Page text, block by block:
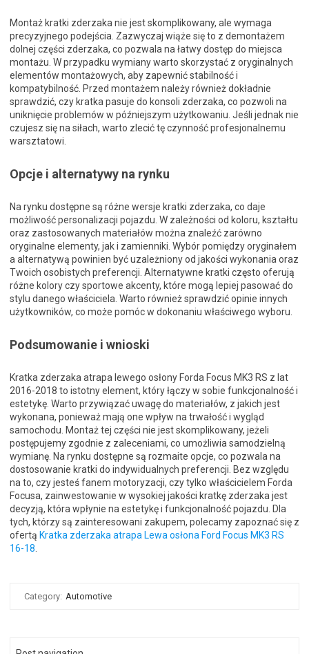
Montaż kratki zderzaka nie jest skomplikowany, ale wymaga
precyzyjnego podejścia. Zazwyczaj wiąże się to z demontażem
dolnej części zderzaka, co pozwala na łatwy dostęp do miejsca
montażu. W przypadku wymiany warto skorzystać z oryginalnych
elementów montażowych, aby zapewnić stabilność i
kompatybilność. Przed montażem należy również dokładnie
sprawdzić, czy kratka pasuje do konsoli zderzaka, co pozwoli na
uniknięcie problemów w późniejszym użytkowaniu. Jeśli jednak nie
czujesz się na siłach, warto zlecić tę czynność profesjonalnemu
warsztatowi.
Opcje i alternatywy na rynku
Na rynku dostępne są różne wersje kratki zderzaka, co daje
możliwość personalizacji pojazdu. W zależności od koloru, kształtu
oraz zastosowanych materiałów można znaleźć zarówno
oryginalne elementy, jak i zamienniki. Wybór pomiędzy oryginałem
a alternatywą powinien być uzależniony od jakości wykonania oraz
Twoich osobistych preferencji. Alternatywne kratki często oferują
różne kolory czy sportowe akcenty, które mogą lepiej pasować do
stylu danego właściciela. Warto również sprawdzić opinie innych
użytkowników, co może pomóc w dokonaniu właściwego wyboru.
Podsumowanie i wnioski
Kratka zderzaka atrapa lewego osłony Forda Focus MK3 RS z lat
2016-2018 to istotny element, który łączy w sobie funkcjonalność i
estetykę. Warto przywiązać uwagę do materiałów, z jakich jest
wykonana, ponieważ mają one wpływ na trwałość i wygląd
samochodu. Montaż tej części nie jest skomplikowany, jeżeli
postępujemy zgodnie z zaleceniami, co umożliwia samodzielną
wymianę. Na rynku dostępne są rozmaite opcje, co pozwala na
dostosowanie kratki do indywidualnych preferencji. Bez względu
na to, czy jesteś fanem motoryzacji, czy tylko właścicielem Forda
Focusa, zainwestowanie w wysokiej jakości kratkę zderzaka jest
decyzją, która wpłynie na estetykę i funkcjonalność pojazdu. Dla
tych, którzy są zainteresowani zakupem, polecamy zapoznać się z
ofertą Kratka zderzaka atrapa Lewa osłona Ford Focus MK3 RS
16-18
Category: Automotive